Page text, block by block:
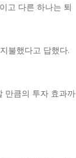
고 다른 하나는 퇴
불했다고 답했다.
만큼의 투자 효과까